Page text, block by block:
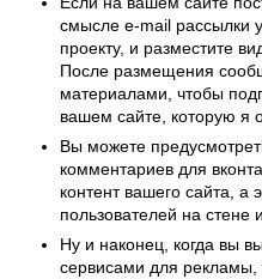
смысле e-mail рассылки
проекту, и разместите
После размещения
материалами, чтобы
вашем сайте, которую я
Вы можете
комментариев для
контент вашего сайта,
пользователей на стене
Ну и наконец, когда вы
сервисами для рекламы,